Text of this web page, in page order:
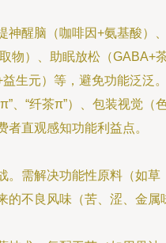
神醒脑（咖啡因+氨基酸）
物）、助眠放松（GABA+
生元）等，避免功能泛泛
、“纤茶π”）、包装视觉（
直观感知功能利益点。
。需解决功能性原料（如草
的不良风味（苦、涩、金属